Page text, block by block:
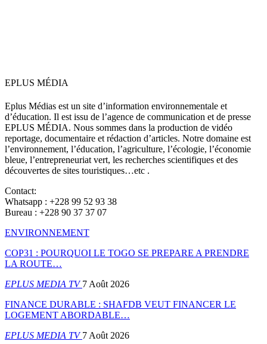
EPLUS MÉDIA
Eplus Médias est un site d’information environnementale et
d’éducation. Il est issu de l’agence de communication et de presse
EPLUS MÉDIA. Nous sommes dans la production de vidéo
reportage, documentaire et rédaction d’articles. Notre domaine est
l’environnement, l’éducation, l’agriculture, l’écologie, l’économie
bleue, l’entrepreneuriat vert, les recherches scientifiques et des
découvertes de sites touristiques…etc .
Contact:
Whatsapp : +228 99 52 93 38
Bureau : +228 90 37 37 07
ENVIRONNEMENT
COP31 : POURQUOI LE TOGO SE PREPARE A PRENDRE
LA ROUTE…
EPLUS MEDIA TV7 Août 2026
FINANCE DURABLE : SHAFDB VEUT FINANCER LE
LOGEMENT ABORDABLE…
EPLUS MEDIA TV7 Août 2026